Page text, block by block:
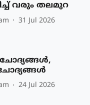
വരും തലമുറ
31 Jul 2026
24 Jul 2026